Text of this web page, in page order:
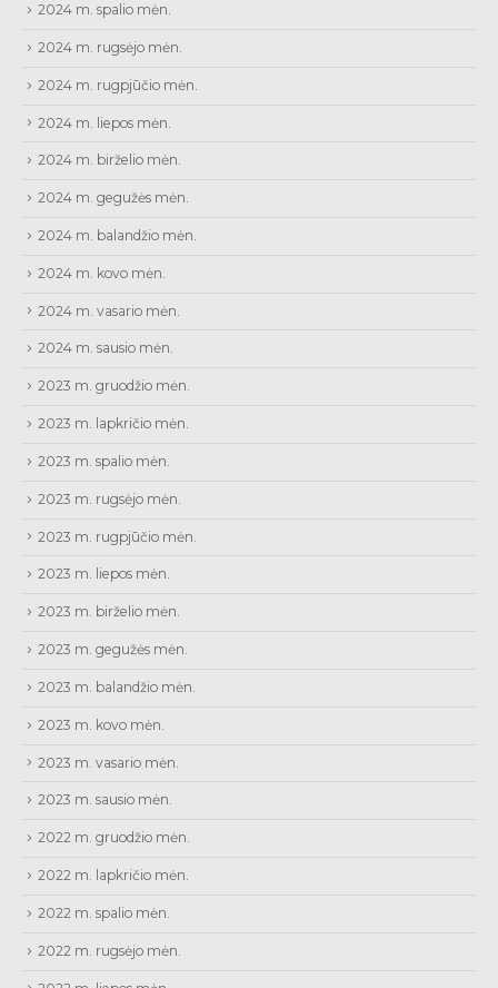
2024 m. spalio mėn.
2024 m. rugsėjo mėn.
2024 m. rugpjūčio mėn.
2024 m. liepos mėn.
2024 m. birželio mėn.
2024 m. gegužės mėn.
2024 m. balandžio mėn.
2024 m. kovo mėn.
2024 m. vasario mėn.
2024 m. sausio mėn.
2023 m. gruodžio mėn.
2023 m. lapkričio mėn.
2023 m. spalio mėn.
2023 m. rugsėjo mėn.
2023 m. rugpjūčio mėn.
2023 m. liepos mėn.
2023 m. birželio mėn.
2023 m. gegužės mėn.
2023 m. balandžio mėn.
2023 m. kovo mėn.
2023 m. vasario mėn.
2023 m. sausio mėn.
2022 m. gruodžio mėn.
2022 m. lapkričio mėn.
2022 m. spalio mėn.
2022 m. rugsėjo mėn.